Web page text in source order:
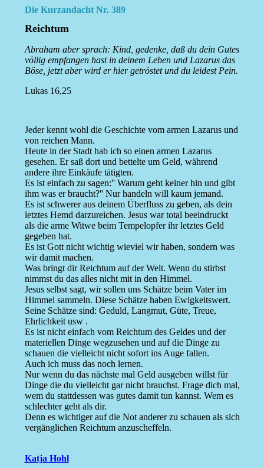
Die Kurzandacht Nr. 389
Reichtum
Abraham aber sprach: Kind, gedenke, daß du dein Gutes
völlig empfangen hast in deinem Leben und Lazarus das
Böse, jetzt aber wird er hier getröstet und du leidest Pein.
Lukas 16,25
Jeder kennt wohl die Geschichte vom armen Lazarus und
von reichen Mann.
Heute in der Stadt hab ich so einen armen Lazarus
gesehen. Er saß dort und bettelte um Geld, während
andere ihre Einkäufe tätigten.
Es ist einfach zu sagen:'' Warum geht keiner hin und gibt
ihm was er braucht?'' Nur handeln will kaum jemand.
Es ist schwerer aus deinem Überfluss zu geben, als dein
letztes Hemd darzureichen. Jesus war total beeindruckt
als die arme Witwe beim Tempelopfer ihr letztes Geld
gegeben hat.
Es ist Gott nicht wichtig wieviel wir haben, sondern was
wir damit machen.
Was bringt dir Reichtum auf der Welt. Wenn du stirbst
nimmst du das alles nicht mit in den Himmel.
Jesus selbst sagt, wir sollen uns Schätze beim Vater im
Himmel sammeln. Diese Schätze haben Ewigkeitswert.
Seine Schätze sind: Geduld, Langmut, Güte, Treue,
Ehrlichkeit usw .
Es ist nicht einfach vom Reichtum des Geldes und der
materiellen Dinge wegzusehen und auf die Dinge zu
schauen die vielleicht nicht sofort ins Auge fallen.
Auch ich muss das noch lernen.
Nur wenn du das nächste mal Geld ausgeben willst für
Dinge die du vielleicht gar nicht brauchst. Frage dich mal,
wem du stattdessen was gutes damit tun kannst. Wem es
schlechter geht als dir.
Denn es wichtiger auf die Not anderer zu schauen als sich
vergänglichen Reichtum anzuscheffeln.
Katja Hohl